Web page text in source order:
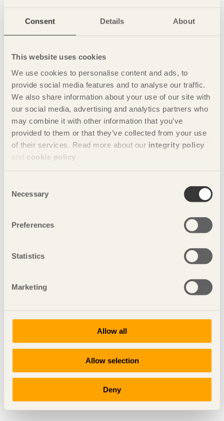
Consent Details About
This website uses cookies
We use cookies to personalise content and ads, to
provide social media features and to analyse our traffic.
We also share information about your use of our site with
our social media, advertising and analytics partners who
may combine it with other information that you’ve
provided to them or that they’ve collected from your use
of their services. Read more about our integrity policy
and cookie policy
Selection
Necessary
Preferences
Statistics
Marketing
Allow all
Allow selection
Deny
Tabell 51 Virkesåtgång och minsta kant-till-kant-avstånd:
Trall
Antal löpmeter per kvadratmeter (exklusive spill).
Typ av trall
Impregnerad trall av furu
Träskyddsklass: NTR A eller NTR AB
Obehandlad trall av kärnvirke
Impregnerad och linolje-, tryck- och värmeinfärgad trall, till
Acetylerad trall